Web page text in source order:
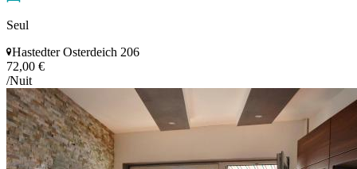
Seul
Hastedter Osterdeich 206
72,00 €
/Nuit